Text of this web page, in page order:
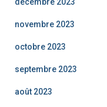
novembre 2023
octobre 2023
septembre 2023
août 2023